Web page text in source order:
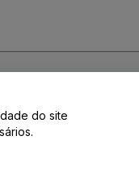
Política de
do site